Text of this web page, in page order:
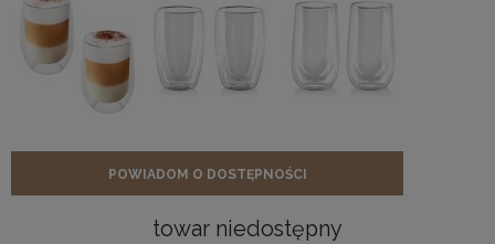
POWIADOM O DOSTĘPNOŚCI
towar niedostępny